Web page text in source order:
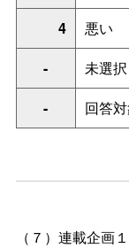
4
悪い
-
未選択
-
回答
（７）連載企画